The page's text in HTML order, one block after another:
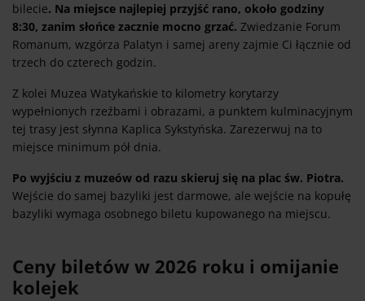
bilecie. Na miejsce najlepiej przyjść rano, około godziny
8:30, zanim słońce zacznie mocno grzać. Zwiedzanie Forum
Romanum, wzgórza Palatyn i samej areny zajmie Ci łącznie od
trzech do czterech godzin.
Z kolei Muzea Watykańskie to kilometry korytarzy
wypełnionych rzeźbami i obrazami, a punktem kulminacyjnym
tej trasy jest słynna Kaplica Sykstyńska. Zarezerwuj na to
miejsce minimum pół dnia.
Po wyjściu z muzeów od razu skieruj się na plac św. Piotra.
Wejście do samej bazyliki jest darmowe, ale wejście na kopułę
bazyliki wymaga osobnego biletu kupowanego na miejscu.
Ceny biletów w 2026 roku i omijanie
kolejek